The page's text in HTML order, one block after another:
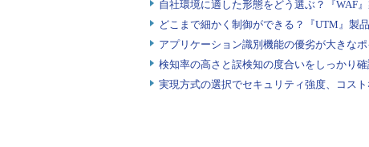
自社環境に適した形態をどう選ぶ？『WAF
どこまで細かく制御ができる？『UTM』製
アプリケーション識別機能の優劣が大きな
検知率の高さと誤検知の度合いをしっかり
実現方式の選択でセキュリティ強度、コス